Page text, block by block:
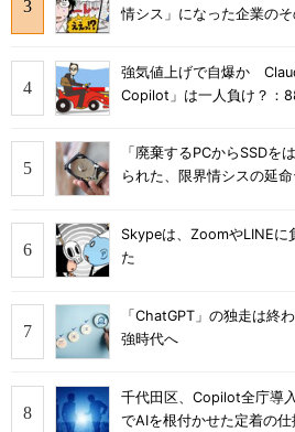
情シス」になった企業のそ
強気値上げで自爆か
Copilot」は一人負け？：
「廃棄するPCからSSDを
られた、限界情シスの延命
Skypeは、ZoomやLINEに
た
「ChatGPT」の独走は
強時代へ
千代田区、Copilot全庁導
でAIを根付かせた定着の仕